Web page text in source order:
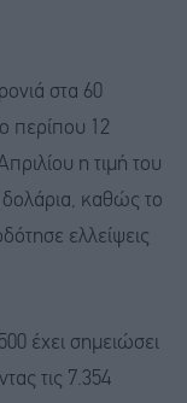
στα 60
περίπου 12
η τιμή του
δολάρια, καθώς το
ελλείψεις
έχει σημειώσει
τις 7.354